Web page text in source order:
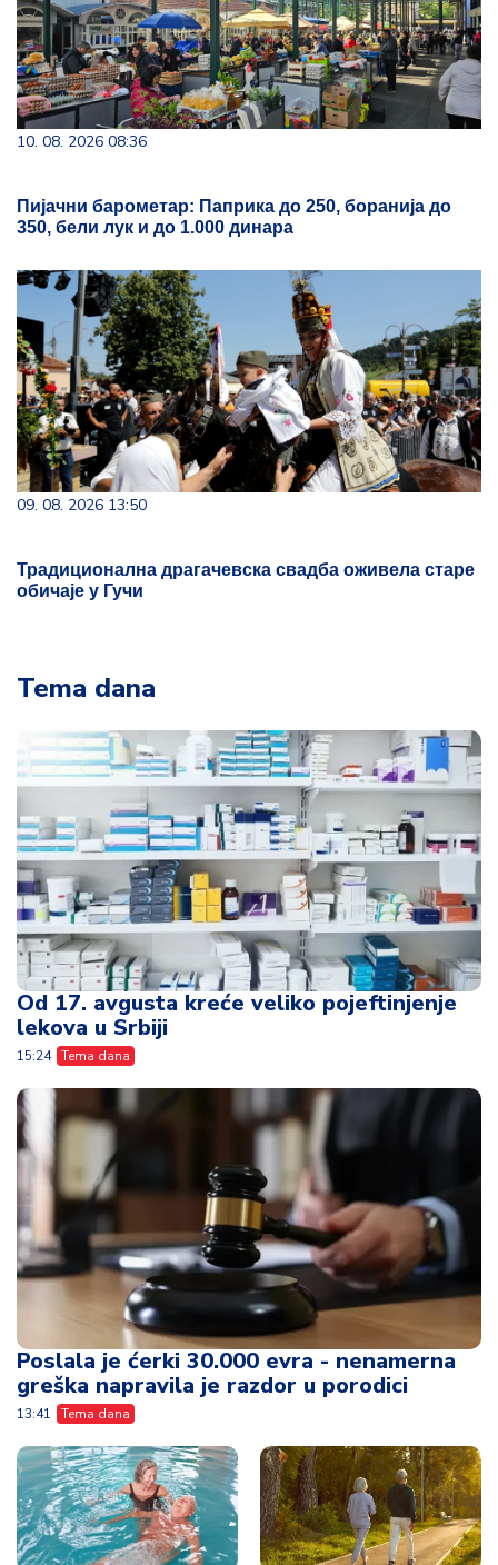
10. 08. 2026 08:36
Пијачни барометар: Паприка до 250, боранија до
350, бели лук и до 1.000 динара
09. 08. 2026 13:50
Традиционална драгачевска свадба оживела старе
обичаје у Гучи
Tema dana
Od 17. avgusta kreće veliko pojeftinjenje
lekova u Srbiji
15:24 Tema dana
Poslala je ćerki 30.000 evra - nenamerna
greška napravila je razdor u porodici
13:41 Tema dana